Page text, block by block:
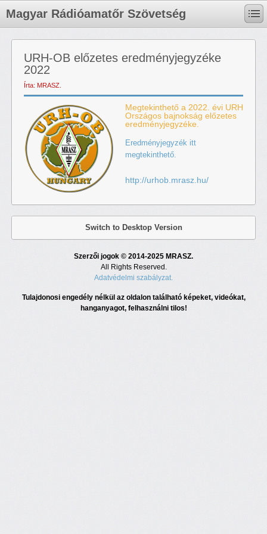
Magyar Rádióamatőr Szövetség
URH-OB előzetes eredményjegyzéke
2022
Írta: MRASZ.
Megtekinthető a 2022. évi URH
Országos bajnokság előzetes
eredményjegyzéke.
Eredményjegyzék itt
megtekinthető.
http://urhob.mrasz.hu/
Switch to Desktop Version
Szerzői jogok © 2014-2025 MRASZ.
All Rights Reserved.
Adatvédelmi szabályzat.
Tulajdonosi engedély nélkül az oldalon található képeket, videókat,
hanganyagot, felhasználni tilos!